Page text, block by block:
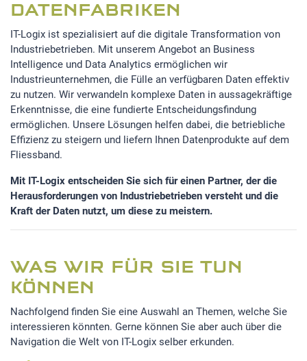
DATENFABRIKEN
IT-Logix ist spezialisiert auf die digitale Transformation von
Industriebetrieben. Mit unserem Angebot an Business
Intelligence und Data Analytics ermöglichen wir
Industrieunternehmen, die Fülle an verfügbaren Daten effektiv
zu nutzen. Wir verwandeln komplexe Daten in aussagekräftige
Erkenntnisse, die eine fundierte Entscheidungsfindung
ermöglichen. Unsere Lösungen helfen dabei, die betriebliche
Effizienz zu steigern und liefern Ihnen Datenprodukte auf dem
Fliessband.
Mit IT-Logix entscheiden Sie sich für einen Partner, der die
Herausforderungen von Industriebetrieben versteht und die
Kraft der Daten nutzt, um diese zu meistern.
WAS WIR FÜR SIE TUN
KÖNNEN
Nachfolgend finden Sie eine Auswahl an Themen, welche Sie
interessieren könnten. Gerne können Sie aber auch über die
Navigation die Welt von IT-Logix selber erkunden.